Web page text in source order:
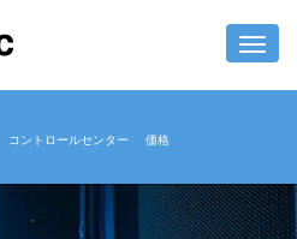
コントロールセンター 価格